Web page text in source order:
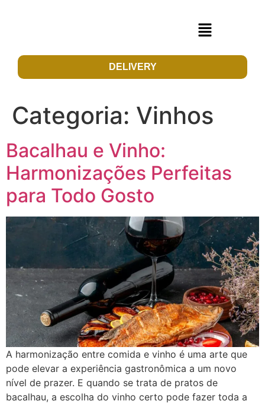
DELIVERY
Categoria: Vinhos
Bacalhau e Vinho:
Harmonizações Perfeitas
para Todo Gosto
A harmonização entre comida e vinho é uma arte que
pode elevar a experiência gastronômica a um novo
nível de prazer. E quando se trata de pratos de
bacalhau, a escolha do vinho certo pode fazer toda a